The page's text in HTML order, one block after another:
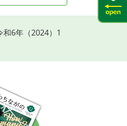
6年（2024）1